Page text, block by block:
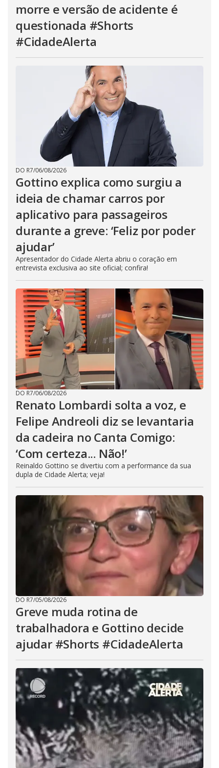
morre e versão de acidente é
questionada #Shorts
#CidadeAlerta
DO R7/06/08/2026
Gottino explica como surgiu a
ideia de chamar carros por
aplicativo para passageiros
durante a greve: ‘Feliz por poder
ajudar’
Apresentador do Cidade Alerta abriu o coração em
entrevista exclusiva ao site oficial; confira!
DO R7/06/08/2026
Renato Lombardi solta a voz, e
Felipe Andreoli diz se levantaria
da cadeira no Canta Comigo:
‘Com certeza... Não!’
Reinaldo Gottino se divertiu com a performance da sua
dupla de Cidade Alerta; veja!
DO R7/05/08/2026
Greve muda rotina de
trabalhadora e Gottino decide
ajudar #Shorts #CidadeAlerta